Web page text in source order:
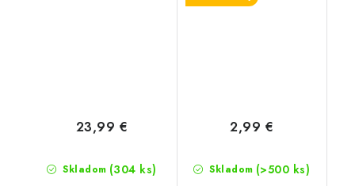
Skladom (304 ks)
23,99 €
Skladom (>500 ks)
2,99 €